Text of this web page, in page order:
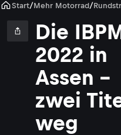
Start/Mehr Motorrad/
Die
2022 in
Assen –
zwei
weg